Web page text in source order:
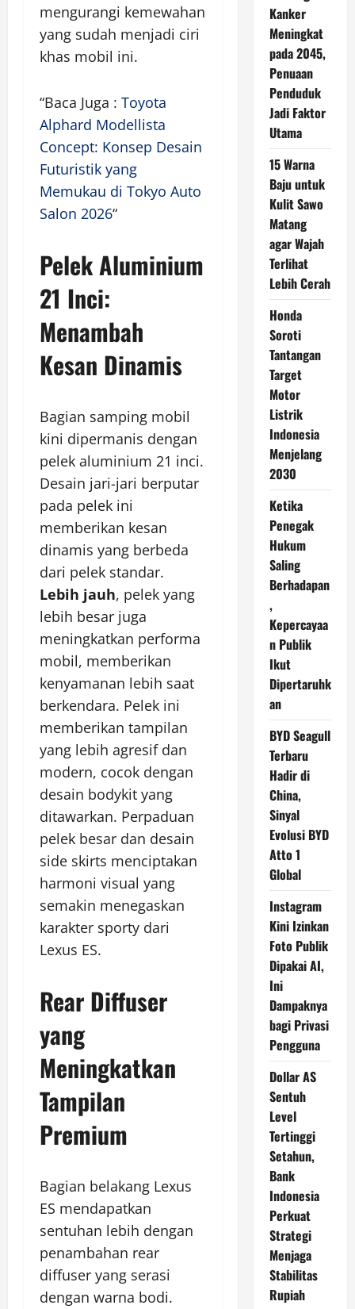
mengurangi kemewahan
yang sudah menjadi ciri
khas mobil ini.
“Baca Juga : Toyota
Alphard Modellista
Concept: Konsep Desain
Futuristik yang
Memukau di Tokyo Auto
Salon 2026“
Pelek Aluminium
21 Inci:
Menambah
Kesan Dinamis
Bagian samping mobil
kini dipermanis dengan
pelek aluminium 21 inci.
Desain jari-jari berputar
pada pelek ini
memberikan kesan
dinamis yang berbeda
dari pelek standar.
Lebih jauh, pelek yang
lebih besar juga
meningkatkan performa
mobil, memberikan
kenyamanan lebih saat
berkendara. Pelek ini
memberikan tampilan
yang lebih agresif dan
modern, cocok dengan
desain bodykit yang
ditawarkan. Perpaduan
pelek besar dan desain
side skirts menciptakan
harmoni visual yang
semakin menegaskan
karakter sporty dari
Lexus ES.
Rear Diffuser
yang
Meningkatkan
Tampilan
Premium
Bagian belakang Lexus
ES mendapatkan
sentuhan lebih dengan
penambahan rear
diffuser yang serasi
dengan warna bodi.
Kanker
Meningkat
pada 2045,
Penuaan
Penduduk
Jadi Faktor
Utama
15 Warna
Baju untuk
Kulit Sawo
Matang
agar Wajah
Terlihat
Lebih Cerah
Honda
Soroti
Tantangan
Target
Motor
Listrik
Indonesia
Menjelang
2030
Ketika
Penegak
Hukum
Saling
Berhadapan
,
Kepercayaa
n Publik
Ikut
Dipertaruhk
an
BYD Seagull
Terbaru
Hadir di
China,
Sinyal
Evolusi BYD
Atto 1
Global
Instagram
Kini Izinkan
Foto Publik
Dipakai AI,
Ini
Dampaknya
bagi Privasi
Pengguna
Dollar AS
Sentuh
Level
Tertinggi
Setahun,
Bank
Indonesia
Perkuat
Strategi
Menjaga
Stabilitas
Rupiah